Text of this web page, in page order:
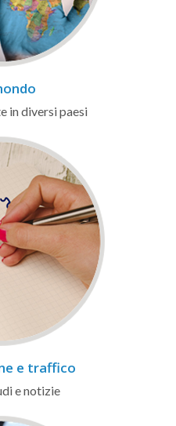
in diversi paesi
e traffico
e notizie